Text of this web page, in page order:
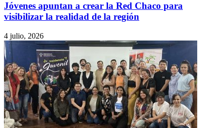
Jóvenes apuntan a crear la Red Chaco para
visibilizar la realidad de la región
4 julio, 2026